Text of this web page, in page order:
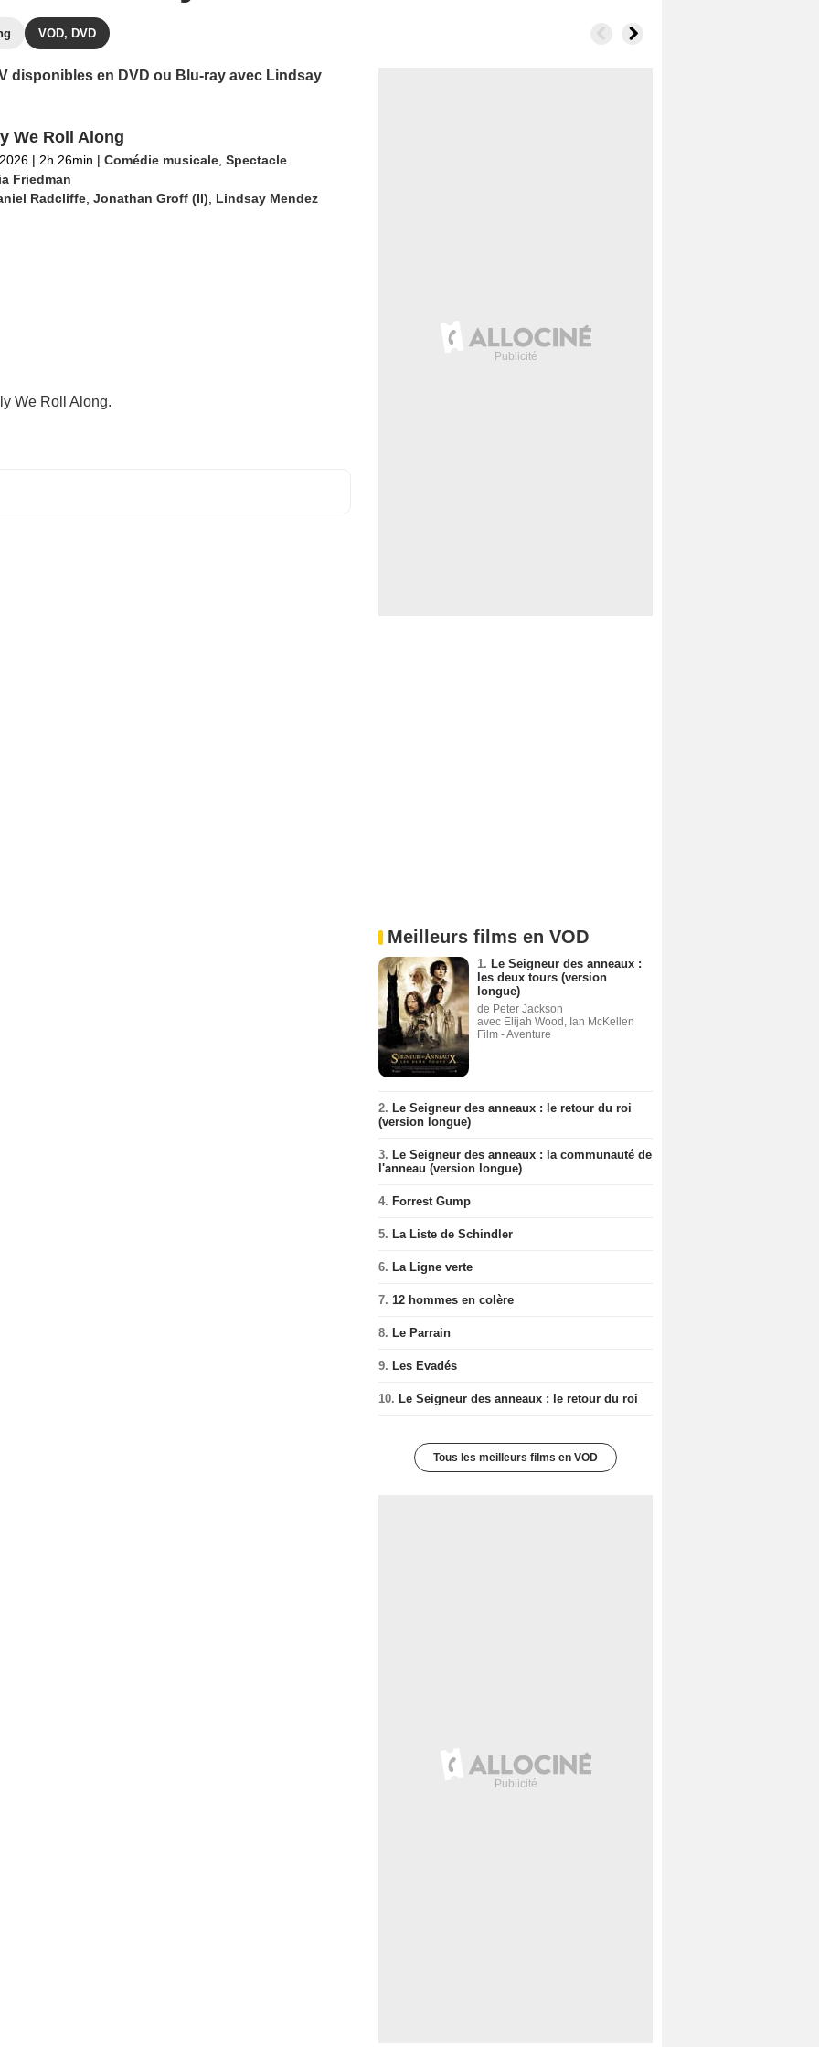
VOD, DVD
disponibles en DVD ou Blu-ray avec Lindsay
We Roll Along
| 2h 26min | Comédie musicale, Spectacle
Friedman
Radcliffe, Jonathan Groff (II) Lindsay Mendez
We Roll Along.
Meilleurs films en VOD
1. Le Seigneur des anneaux :
les deux tours (version
longue)
de Peter Jackson
avec Elijah Wood, Ian McKellen
Film - Aventure
2. Le Seigneur des anneaux : le retour du roi
(version longue)
3. Le Seigneur des anneaux : la communauté de
l'anneau (version longue)
4. Forrest Gump
5. La Liste de Schindler
6. La Ligne verte
7. 12 hommes en colère
8. Le Parrain
9. Les Evadés
10. Le Seigneur des anneaux : le retour du roi
Tous les meilleurs films en VOD